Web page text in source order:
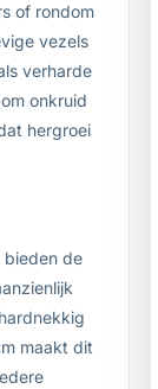
of rondom
vezels
verharde
onkruid
hergroei
bieden de
maakt dit